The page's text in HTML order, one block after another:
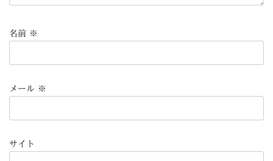
名前 ※
メール ※
サイト